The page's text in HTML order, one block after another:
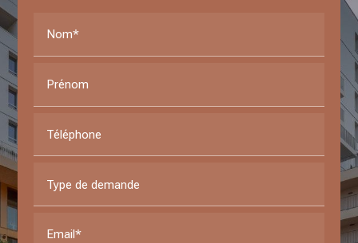
Nom*
Prénom
Téléphone
Type de demande
Email*